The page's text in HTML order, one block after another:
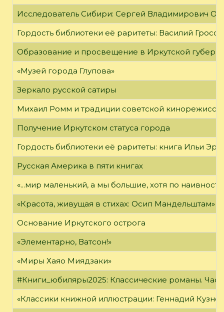
Исследователь Сибири: Сергей Владимирович
Гордость библиотеки её раритеты: Василий
Образование и просвещение в Иркутской
«Музей города Глупова»
Зеркало русской сатиры
Михаил Ромм и традиции советской
Получение Иркутском статуса города
Гордость библиотеки её раритеты: книга Ильи
Русская Америка в пяти книгах
«...мир маленький, а мы большие, хотя по
«Красота, живущая в стихах: Осип Мандельштам»
Основание Иркутского острога
«Элементарно, Ватсон!»
«Миры Хаяо Миядзаки»
#Книги_юбиляры2025: Классические романы.
«Классики книжной иллюстрации: Геннадий